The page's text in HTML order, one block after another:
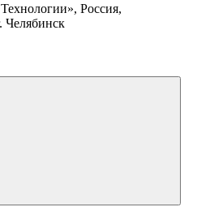
Россия,
Челябинск